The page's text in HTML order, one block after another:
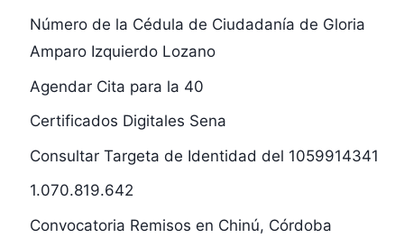
Número de la Cédula de Ciudadanía de Gloria
Amparo Izquierdo Lozano
Agendar Cita para la 40
Certificados Digitales Sena
Consultar Targeta de Identidad del 1059914341
1.070.819.642
Convocatoria Remisos en Chinú, Córdoba